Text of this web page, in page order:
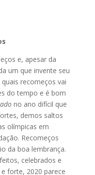
e, apesar da
um que invente seu
recomeços vai
do tempo e é bom
no ano difícil que
demos saltos
olímpicas em
Recomeços
da boa lembrança.
celebrados e
forte, 2020 parece